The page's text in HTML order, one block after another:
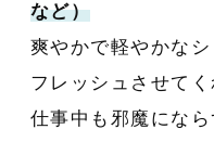
など）
爽やかで軽やかな
フレッシュさせてく
仕事中も邪魔にな